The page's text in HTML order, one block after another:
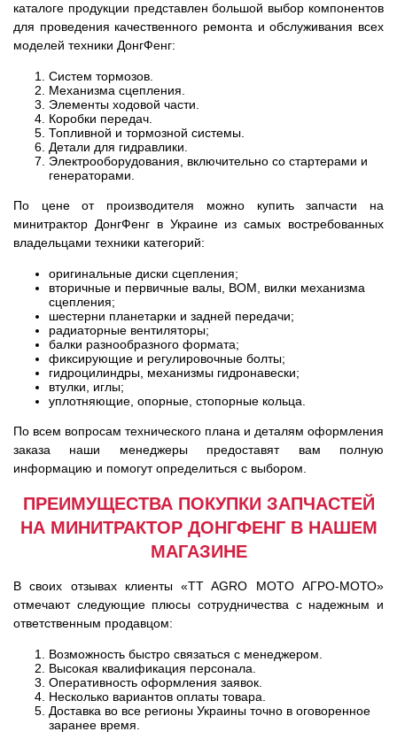
каталоге продукции представлен большой выбор компонентов
для проведения качественного ремонта и обслуживания всех
моделей техники ДонгФенг:
Систем тормозов.
Механизма сцепления.
Элементы ходовой части.
Коробки передач.
Топливной и тормозной системы.
Детали для гидравлики.
Электрооборудования, включительно со стартерами и
генераторами.
По цене от производителя можно купить запчасти на
минитрактор ДонгФенг в Украине из самых востребованных
владельцами техники категорий:
оригинальные диски сцепления;
вторичные и первичные валы, ВОМ, вилки механизма
сцепления;
шестерни планетарки и задней передачи;
радиаторные вентиляторы;
балки разнообразного формата;
фиксирующие и регулировочные болты;
гидроцилиндры, механизмы гидронавески;
втулки, иглы;
уплотняющие, опорные, стопорные кольца.
По всем вопросам технического плана и деталям оформления
заказа наши менеджеры предоставят вам полную
информацию и помогут определиться с выбором.
ПРЕИМУЩЕСТВА ПОКУПКИ ЗАПЧАСТЕЙ
НА МИНИТРАКТОР ДОНГФЕНГ В НАШЕМ
МАГАЗИНЕ
В своих отзывах клиенты «TT AGRO MOTO АГРО-МОТО»
отмечают следующие плюсы сотрудничества с надежным и
ответственным продавцом:
Возможность быстро связаться с менеджером.
Высокая квалификация персонала.
Оперативность оформления заявок.
Несколько вариантов оплаты товара.
Доставка во все регионы Украины точно в оговоренное
заранее время.